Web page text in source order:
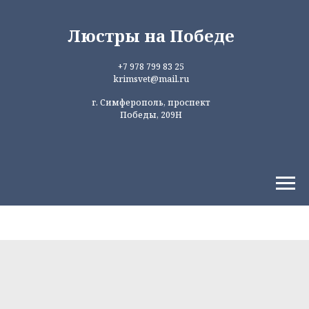
Люстры на Победе
+7 978 799 83 25
krimsvet@mail.ru
г. Симферополь, проспект
Победы, 209Н